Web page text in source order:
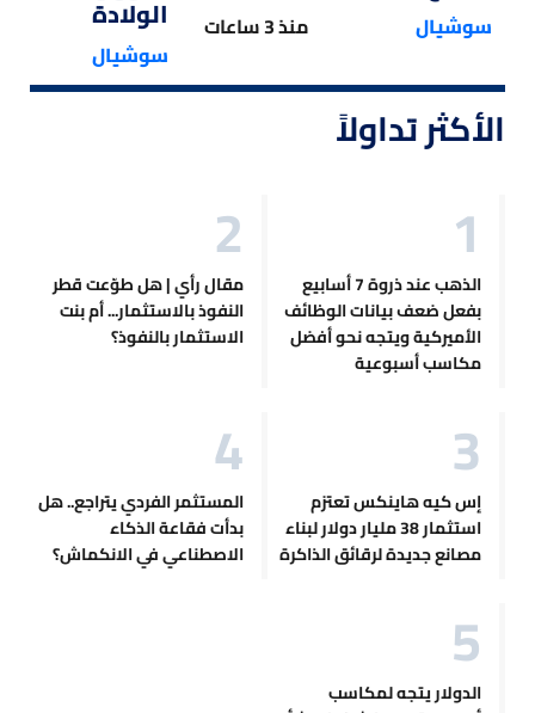
سوشيال منذ 3 ساعات الولادة
سوشيال
الأكثر تداولاً
الذهب عند ذروة 7 أسابيع
بفعل ضعف بيانات الوظائف
الأميركية ويتجه نحو أفضل
مكاسب أسبوعية
مقال رأي | هل طوّعت قطر
النفوذ بالاستثمار... أم بنت
الاستثمار بالنفوذ؟
إس كيه هاينكس تعتزم
استثمار 38 مليار دولار لبناء
مصانع جديدة لرقائق الذاكرة
المستثمر الفردي يتراجع.. هل
بدأت فقاعة الذكاء
الاصطناعي في الانكماش؟
الدولار يتجه لمكاسب